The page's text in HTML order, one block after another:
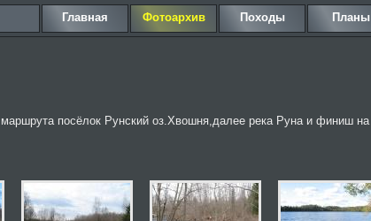
Главная Фотоархив Походы Планы
посёлок Рунский оз.Хвошня,далее река Руна и финиш на